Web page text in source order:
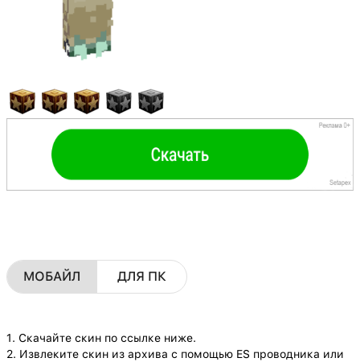
МОБАЙЛ ДЛЯ ПК
1. Скачайте скин по ссылке ниже.
2. Извлеките скин из архива с помощью ES проводника или